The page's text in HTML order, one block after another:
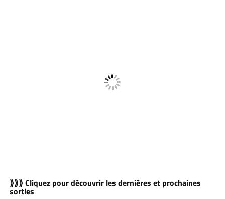
⟫⟫⟫ Cliquez pour découvrir les dernières et prochaines
sorties